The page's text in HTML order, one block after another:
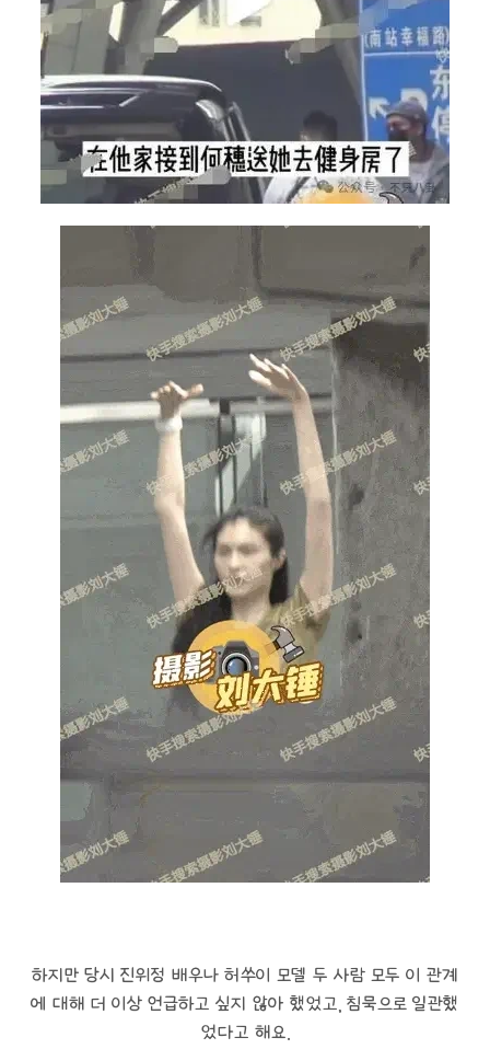
하지만 당시 진위정 배우나 허쑤이 모델 두 사람 모두 이 관계
에 대해 더 이상 언급하고 싶지 않아 했었고, 침묵으로 일관했
었다고 해요.